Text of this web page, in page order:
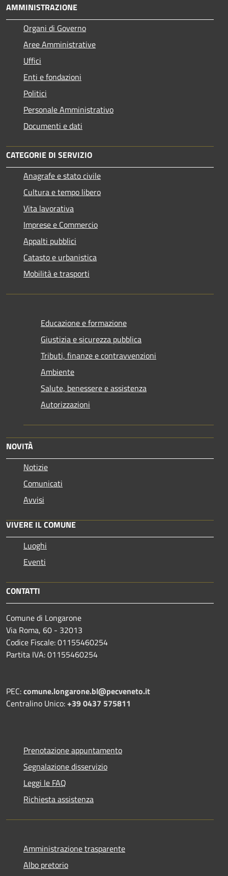
AMMINISTRAZIONE
Organi di Governo
Aree Amministrative
Uffici
Enti e fondazioni
Politici
Personale Amministrativo
Documenti e dati
CATEGORIE DI SERVIZIO
Anagrafe e stato civile
Cultura e tempo libero
Vita lavorativa
Imprese e Commercio
Appalti pubblici
Catasto e urbanistica
Mobilità e trasporti
Educazione e formazione
Giustizia e sicurezza pubblica
Tributi, finanze e contravvenzioni
Ambiente
Salute, benessere e assistenza
Autorizzazioni
NOVITÀ
Notizie
Comunicati
Avvisi
VIVERE IL COMUNE
Luoghi
Eventi
CONTATTI
Comune di Longarone
Via Roma, 60 - 32013
Codice Fiscale: 01155460254
Partita IVA: 01155460254
PEC:comune.longarone.bl@pecveneto.it
Centralino Unico:+39 0437 575811
Prenotazione appuntamento
Segnalazione disservizio
Leggi le FAQ
Richiesta assistenza
Amministrazione trasparente
Albo pretorio